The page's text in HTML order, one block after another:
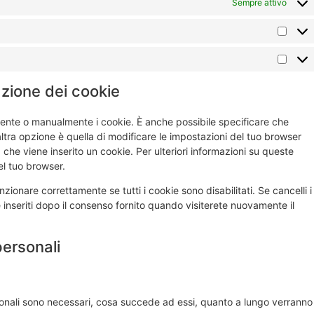
Sempre attivo
dei cookie
o manualmente i cookie. È anche possibile specificare che
opzione è quella di modificare le impostazioni del tuo browser
viene inserito un cookie. Per ulteriori informazioni su queste
tuo browser.
correttamente se tutti i cookie sono disabilitati. Se cancelli i
dopo il consenso fornito quando visiterete nuovamente il
sono necessari, cosa succede ad essi, quanto a lungo verranno